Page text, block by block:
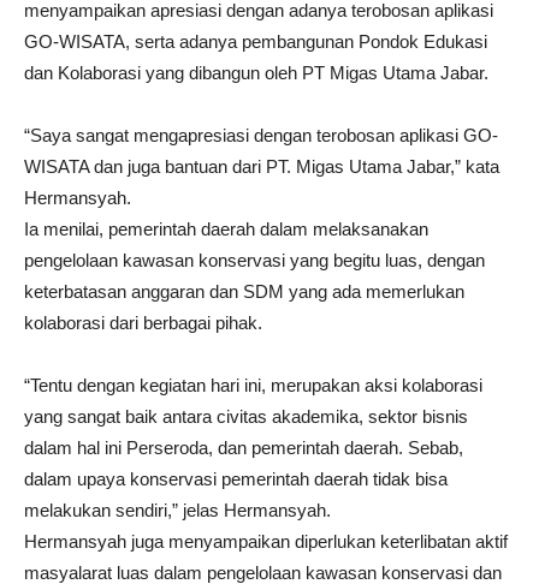
menyampaikan apresiasi dengan adanya terobosan aplikasi
GO-WISATA, serta adanya pembangunan Pondok Edukasi
dan Kolaborasi yang dibangun oleh PT Migas Utama Jabar.
“Saya sangat mengapresiasi dengan terobosan aplikasi GO-
WISATA dan juga bantuan dari PT. Migas Utama Jabar,” kata
Hermansyah.
Ia menilai, pemerintah daerah dalam melaksanakan
pengelolaan kawasan konservasi yang begitu luas, dengan
keterbatasan anggaran dan SDM yang ada memerlukan
kolaborasi dari berbagai pihak.
“Tentu dengan kegiatan hari ini, merupakan aksi kolaborasi
yang sangat baik antara civitas akademika, sektor bisnis
dalam hal ini Perseroda, dan pemerintah daerah. Sebab,
dalam upaya konservasi pemerintah daerah tidak bisa
melakukan sendiri,” jelas Hermansyah.
Hermansyah juga menyampaikan diperlukan keterlibatan aktif
masyalarat luas dalam pengelolaan kawasan konservasi dan